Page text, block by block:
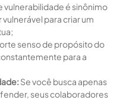
vulnerabilidade é sinônimo
para criar um
senso de propósito do
para a
Se você busca apenas
seus colaboradores